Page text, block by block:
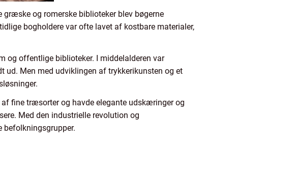
græske og romerske biblioteker blev bøgerne
bogholdere var ofte lavet af kostbare materialer,
og offentlige biblioteker. I middelalderen var
ud. Men med udviklingen af trykkerikunsten og et
af fine træsorter og havde elegante udskæringer og
Med den industrielle revolution og
befolkningsgrupper.